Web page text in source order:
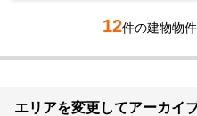
12件の建物物
エリアを変更してアーカイ